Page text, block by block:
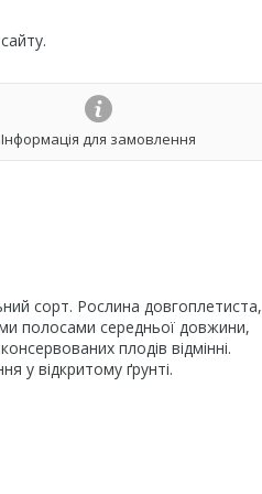
Інформація для замовлення
сорт. Рослина довгоплетиста,
полосами середньої довжини,
плодів відмінні.
у відкритому ґрунті.